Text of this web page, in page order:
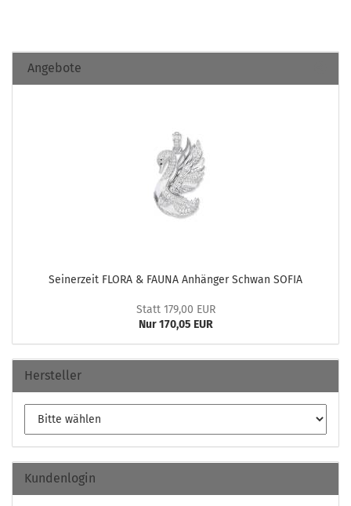
Angebote
Sei­ner­zeit FLORA & FAUNA An­hän­ger Schwan SOFIA
Statt 179,00 EUR
Nur 170,05 EUR
Hersteller
Kundenlogin